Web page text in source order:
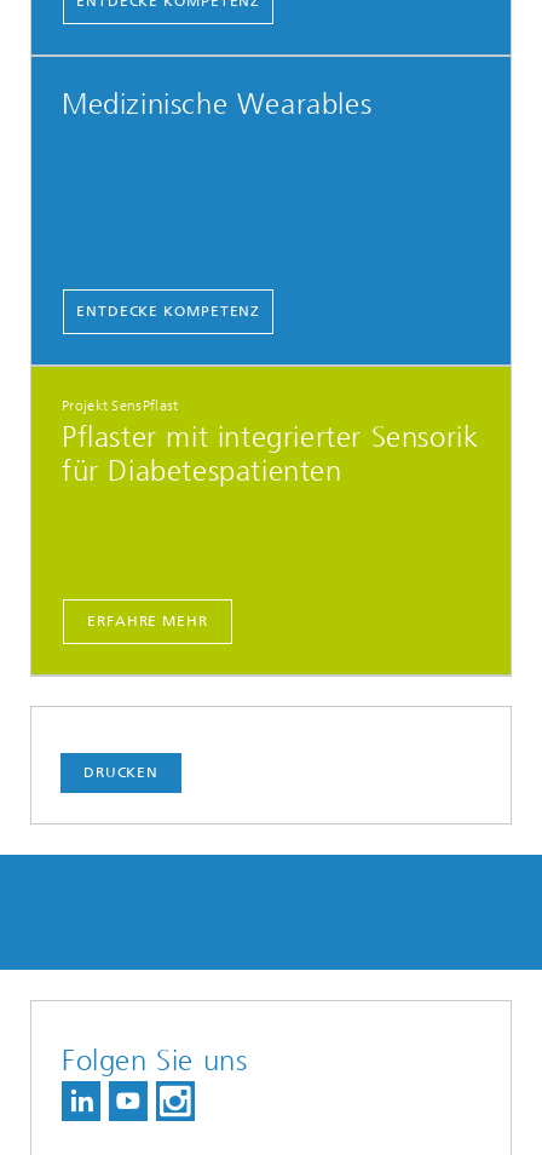
Medizinische Wearables
ENTDECKE KOMPETENZ
Projekt SensPflast
Pflaster mit integrierter Sensorik
für Diabetespatienten
ERFAHRE MEHR
DRUCKEN
Folgen Sie uns